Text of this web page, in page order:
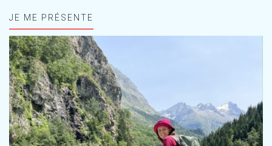
JE ME PRÉSENTE